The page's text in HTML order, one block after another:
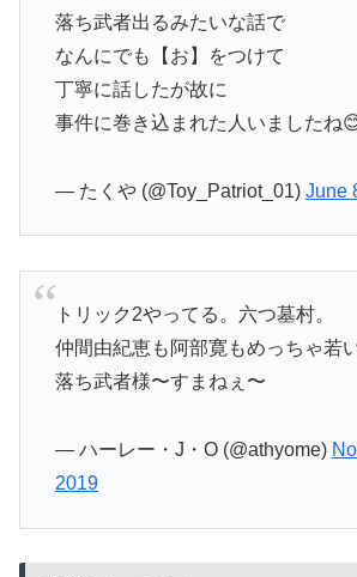
落ち武者出るみたいな話で
なんにでも【お】をつけて
丁寧に話したが故に
事件に巻き込まれた人いましたね
— たくや (@Toy_Patriot_01) June
トリック2やってる。六つ墓村。
仲間由紀恵も阿部寛もめっちゃ若い
落ち武者様〜すまねぇ〜
— ハーレー・J・O (@athyome)
2019